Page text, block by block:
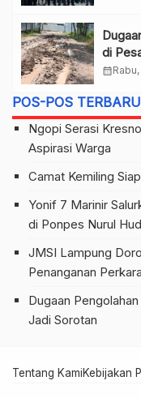
di
calendar_month
POS-POS TERBARU
Ngopi Serasi
Aspirasi Warga
Camat Kemiling
Yonif 7 Marinir
di Ponpes Nurul
JMSI Lampung
Penanganan Perkara
Dugaan
Jadi Sorotan
Tentang KamiKebijakan